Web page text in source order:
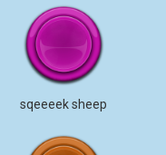
sqeeeek sheep